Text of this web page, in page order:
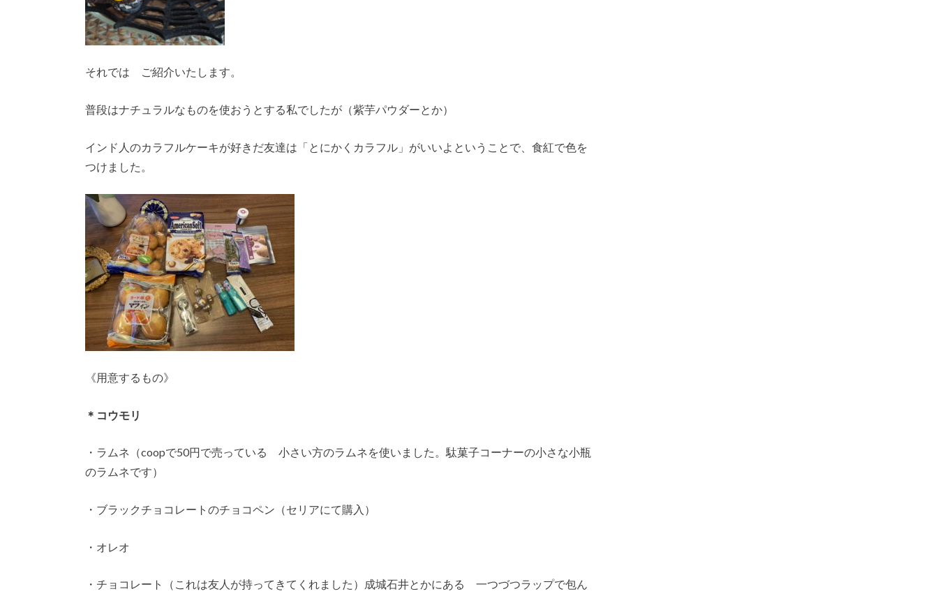
それでは ご紹介いたします。
普段はナチュラルなものを使おうとする私でしたが（紫芋パウダーとか）
インド人のカラフルケーキが好きだ友達は「とにかくカラフル」がいいよということで、食紅で色を
つけました。
《用意するもの》
＊コウモリ
・ラムネ（coopで50円で売っている 小さい方のラムネを使いました。駄菓子コーナーの小さな小瓶
のラムネです）
・ブラックチョコレートのチョコペン（セリアにて購入）
・オレオ
・チョコレート（これは友人が持ってきてくれました）成城石井とかにある 一つづつラップで包ん